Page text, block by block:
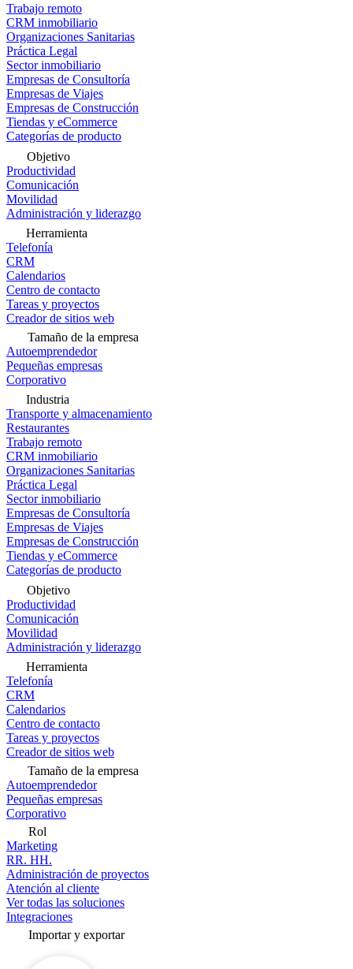
Trabajo remoto
CRM inmobiliario
Organizaciones Sanitarias
Práctica Legal
Sector inmobiliario
Empresas de Consultoría
Empresas de Viajes
Empresas de Construcción
Tiendas y eCommerce
Categorías de producto
Objetivo
Productividad
Comunicación
Movilidad
Administración y liderazgo
Herramienta
Telefonía
CRM
Calendarios
Centro de contacto
Tareas y proyectos
Creador de sitios web
Tamaño de la empresa
Autoemprendedor
Pequeñas empresas
Corporativo
Industria
Transporte y almacenamiento
Restaurantes
Trabajo remoto
CRM inmobiliario
Organizaciones Sanitarias
Práctica Legal
Sector inmobiliario
Empresas de Consultoría
Empresas de Viajes
Empresas de Construcción
Tiendas y eCommerce
Categorías de producto
Objetivo
Productividad
Comunicación
Movilidad
Administración y liderazgo
Herramienta
Telefonía
CRM
Calendarios
Centro de contacto
Tareas y proyectos
Creador de sitios web
Tamaño de la empresa
Autoemprendedor
Pequeñas empresas
Corporativo
Rol
Marketing
RR. HH.
Administración de proyectos
Atención al cliente
Ver todas las soluciones
Integraciones
Importar y exportar